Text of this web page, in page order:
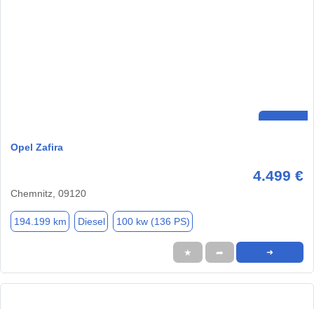
Opel Zafira
4.499 €
Chemnitz, 09120
194.199 km Diesel 100 kw (136 PS)
★ ➦ ➜